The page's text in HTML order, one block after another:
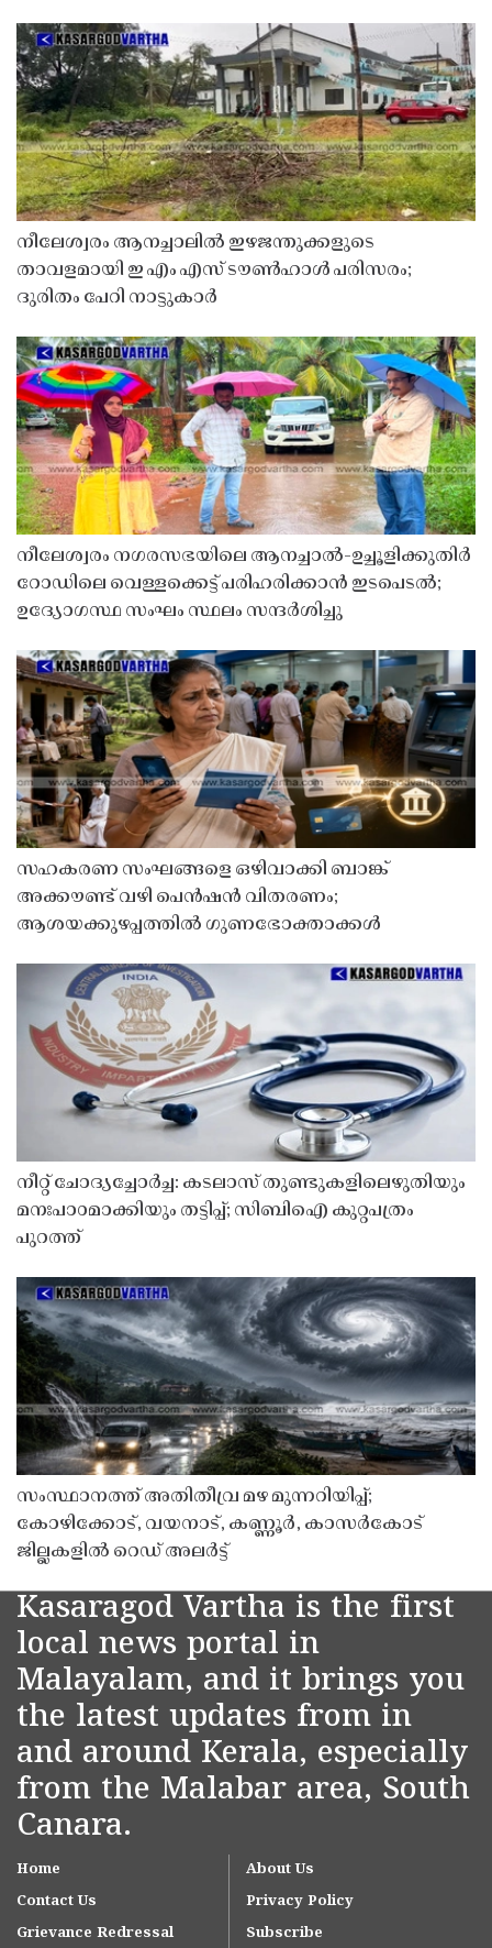
നീലേശ്വരം ആനച്ചാലിൽ ഇഴജന്തുക്കളുടെ
താവളമായി ഇ എം എസ് ടൗൺഹാൾ പരിസരം;
ദുരിതം പേറി നാട്ടുകാർ
നീലേശ്വരം നഗരസഭയിലെ ആനച്ചാൽ-ഉച്ചൂളിക്കുതിർ
റോഡിലെ വെള്ളക്കെട്ട് പരിഹരിക്കാൻ ഇടപെടൽ;
ഉദ്യോഗസ്ഥ സംഘം സ്ഥലം സന്ദർശിച്ചു
സഹകരണ സംഘങ്ങളെ ഒഴിവാക്കി ബാങ്ക്
അക്കൗണ്ട് വഴി പെൻഷൻ വിതരണം;
ആശയക്കുഴപ്പത്തിൽ ഗുണഭോക്താക്കൾ
നീറ്റ് ചോദ്യച്ചോർച്ച: കടലാസ് തുണ്ടുകളിലെഴുതിയും
മനഃപാഠമാക്കിയും തട്ടിപ്പ്; സിബിഐ കുറ്റപത്രം
പുറത്ത്
സംസ്ഥാനത്ത് അതിതീവ്ര മഴ മുന്നറിയിപ്പ്;
കോഴിക്കോട്, വയനാട്, കണ്ണൂർ, കാസർകോട്
ജില്ലകളിൽ റെഡ് അലർട്ട്
Kasaragod Vartha is the first
local news portal in
Malayalam, and it brings you
the latest updates from in
and around Kerala, especially
from the Malabar area, South
Canara.
Home
About Us
Contact Us
Privacy Policy
Grievance Redressal
Subscribe